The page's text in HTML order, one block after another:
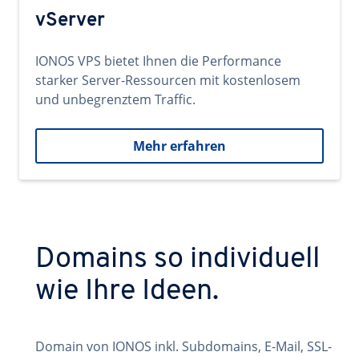
vServer
IONOS VPS bietet Ihnen die Performance
starker Server-Ressourcen mit kostenlosem
und unbegrenztem Traffic.
Mehr erfahren
Domains so individuell
wie Ihre Ideen.
Domain von IONOS inkl. Subdomains, E-Mail, SSL-